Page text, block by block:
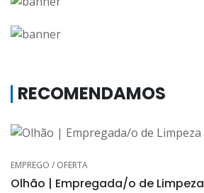
RECOMENDAMOS
EMPREGO / OFERTA
Olhão | Empregada/o de Limpeza